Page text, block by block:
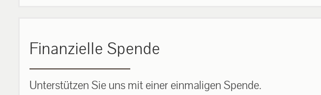
Finanzielle Spende
Unterstützen Sie uns mit einer einmaligen Spende.